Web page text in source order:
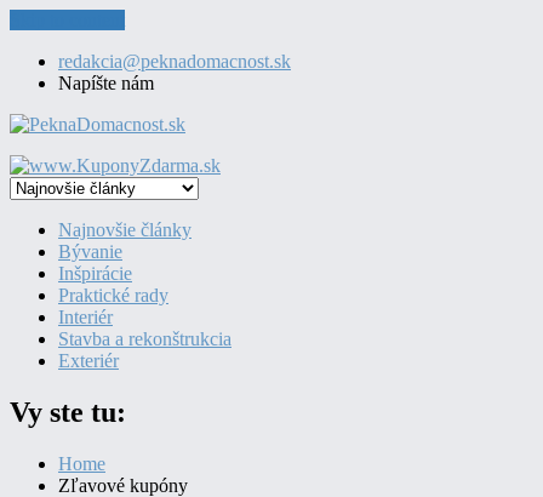
redakcia@peknadomacnost.sk
Napíšte nám
Najnovšie články
Bývanie
Inšpirácie
Praktické rady
Interiér
Stavba a rekonštrukcia
Exteriér
Vy ste tu:
Home
Zľavové kupóny